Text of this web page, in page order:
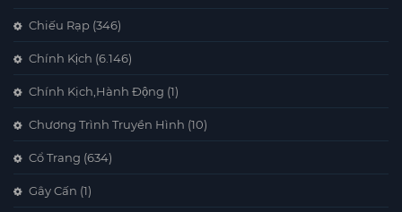
Chiếu Rạp (346)
Chính Kịch (6.146)
Chính Kịch,Hành Động (1)
Chương Trình Truyền Hình (10)
Cổ Trang (634)
Gây Cấn (1)